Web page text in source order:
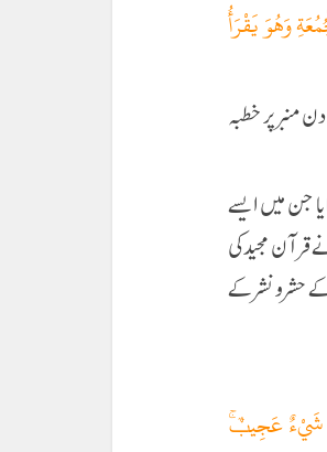
وَهُوَ يَقْرَأُ
پر خطبہ
جن میں ایسے
قرآن مجید کی
حشر و نشر کے
شَيْءٌ عَجِيبٌۚ